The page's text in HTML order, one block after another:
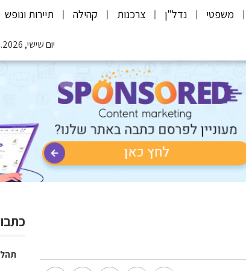
משפטי נדל"ן צרכנות קהילה תיירות ונופש
יום שישי, 07.08.2026